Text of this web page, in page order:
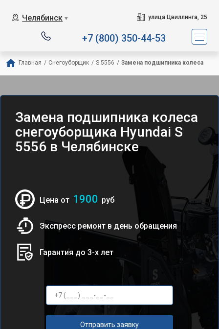
Челябинск ▼ улица Цвиллинга, 25
+7 (800) 350-44-53
Главная / Снегоуборщик / S 5556 / Замена подшипника колеса
Замена подшипника колеса
снегоуборщика Hyundai S
5556 в Челябинске
Цена от 1900 руб
Экспресс ремонт в день обращения
Гарантия до 3-х лет
Отправить заявку